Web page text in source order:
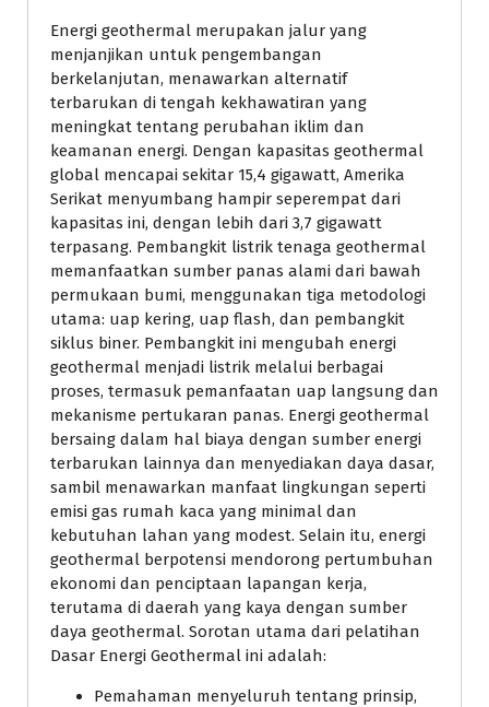
Energi geothermal merupakan jalur yang
menjanjikan untuk pengembangan
berkelanjutan, menawarkan alternatif
terbarukan di tengah kekhawatiran yang
meningkat tentang perubahan iklim dan
keamanan energi. Dengan kapasitas geothermal
global mencapai sekitar 15,4 gigawatt, Amerika
Serikat menyumbang hampir seperempat dari
kapasitas ini, dengan lebih dari 3,7 gigawatt
terpasang. Pembangkit listrik tenaga geothermal
memanfaatkan sumber panas alami dari bawah
permukaan bumi, menggunakan tiga metodologi
utama: uap kering, uap flash, dan pembangkit
siklus biner. Pembangkit ini mengubah energi
geothermal menjadi listrik melalui berbagai
proses, termasuk pemanfaatan uap langsung dan
mekanisme pertukaran panas. Energi geothermal
bersaing dalam hal biaya dengan sumber energi
terbarukan lainnya dan menyediakan daya dasar,
sambil menawarkan manfaat lingkungan seperti
emisi gas rumah kaca yang minimal dan
kebutuhan lahan yang modest. Selain itu, energi
geothermal berpotensi mendorong pertumbuhan
ekonomi dan penciptaan lapangan kerja,
terutama di daerah yang kaya dengan sumber
daya geothermal. Sorotan utama dari pelatihan
Dasar Energi Geothermal ini adalah:
Pemahaman menyeluruh tentang prinsip,